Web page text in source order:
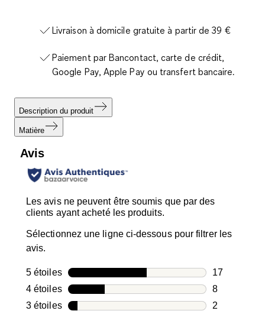
Livraison à domicile gratuite à partir de 39 €
Paiement par Bancontact, carte de crédit,
Google Pay, Apple Pay ou transfert bancaire.
Description du produit
Matière
Avis
Les avis ne peuvent être soumis que par des
clients ayant acheté les produits.
Sélectionnez une ligne ci-dessous pour filtrer les
avis.
5 étoilesétoiles
17
17 avis
4 étoilesétoiles
8
8 avis avec
3 étoilesétoiles
2